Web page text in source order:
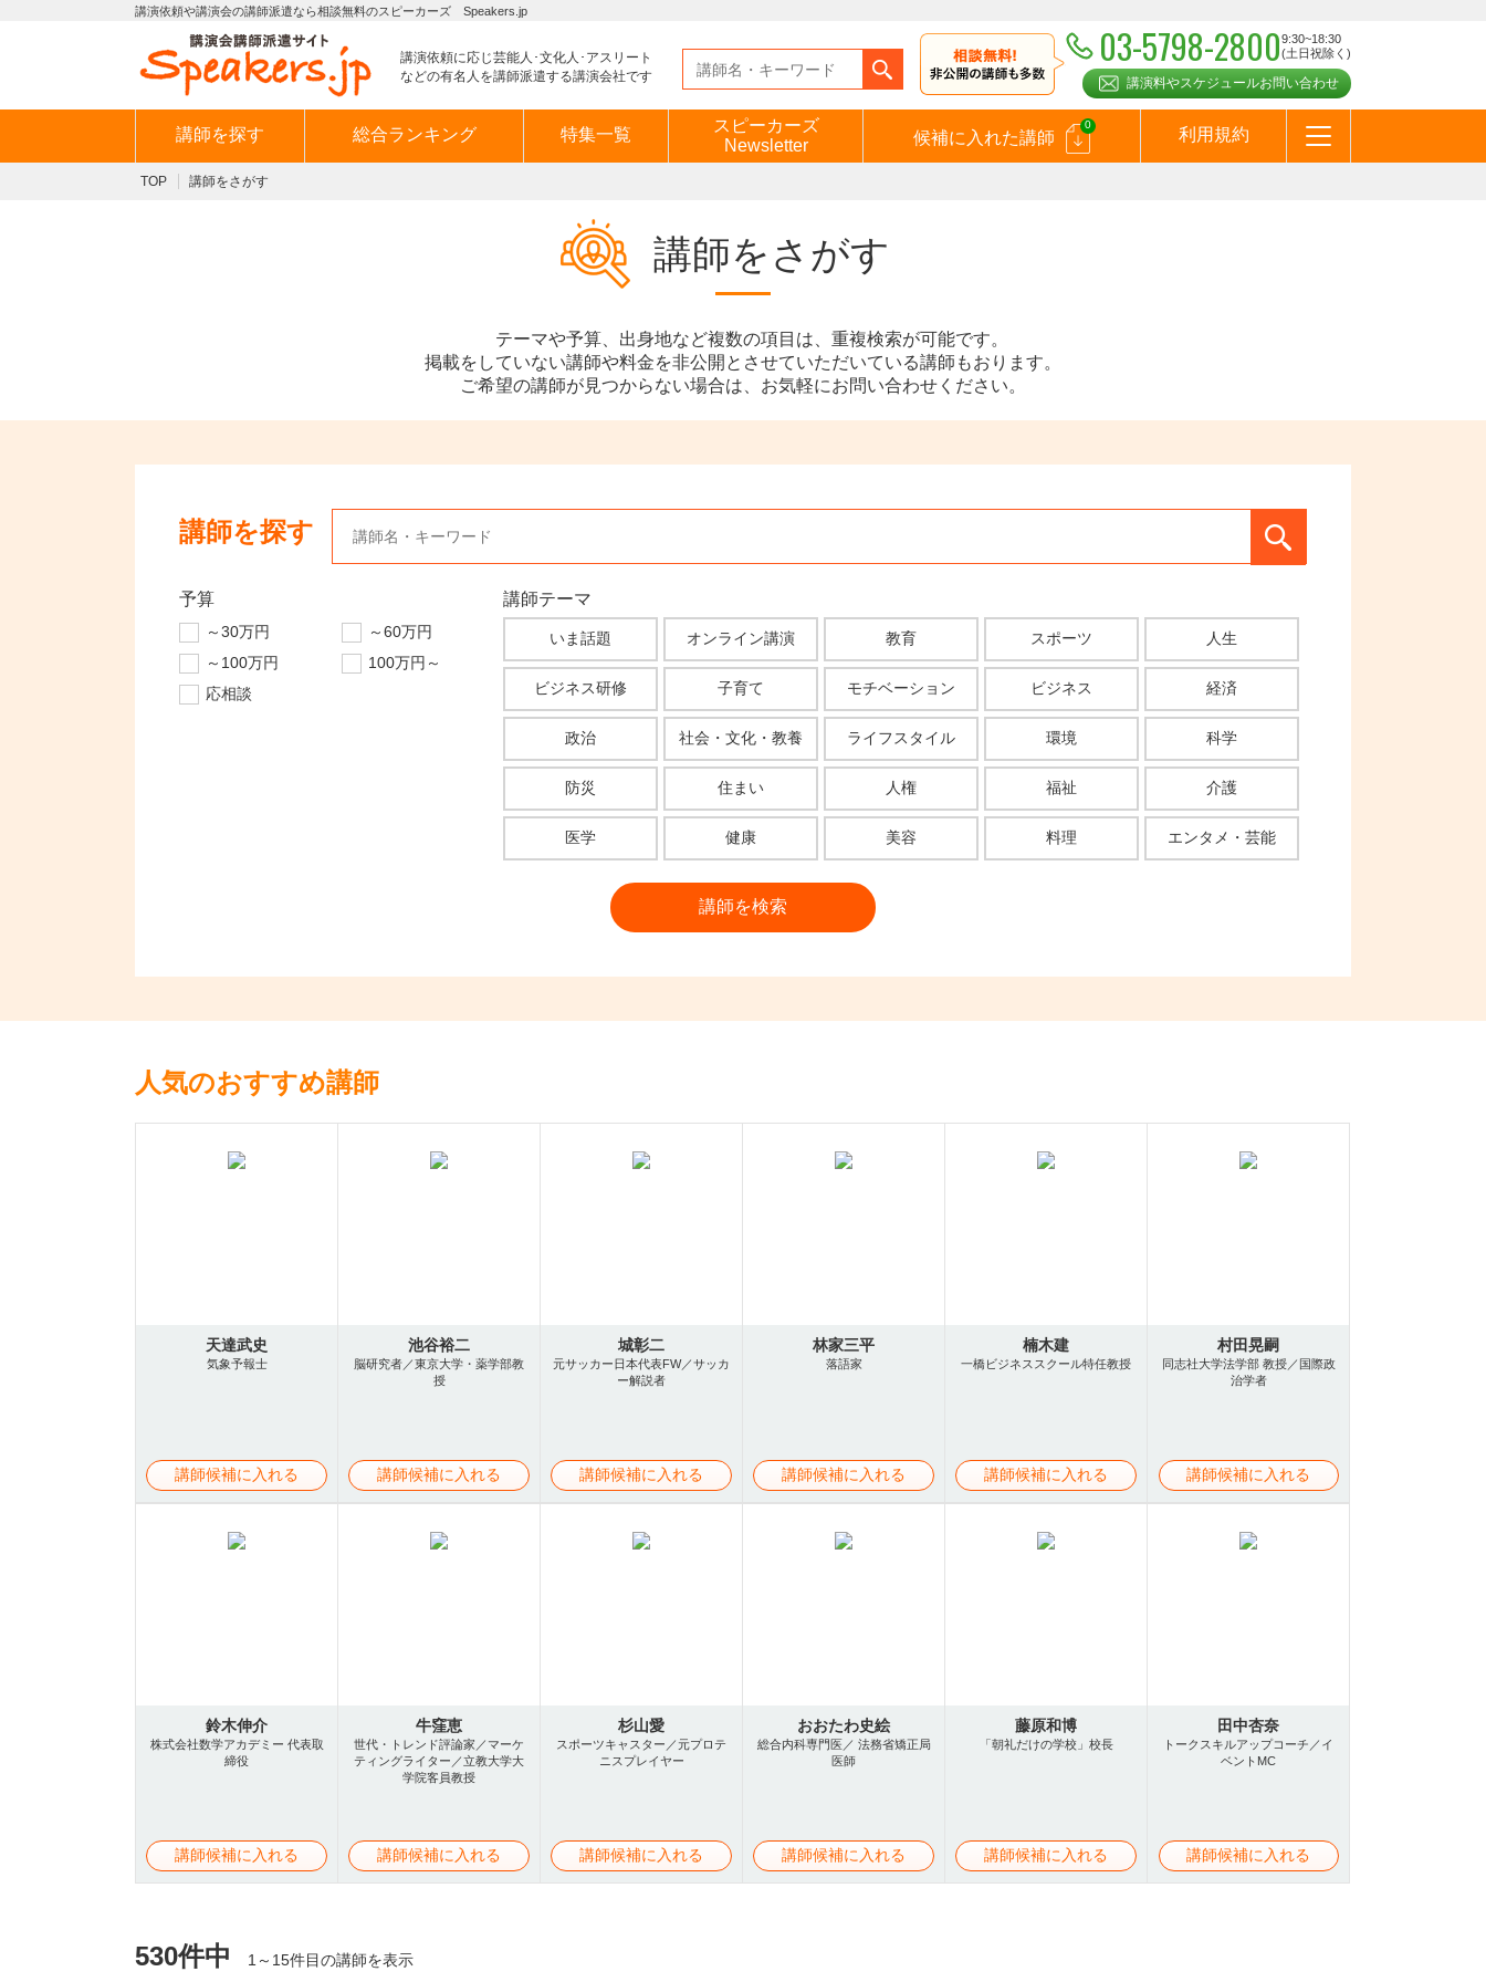
講演依頼や講演会の講師派遣なら相談無料のスピーカーズ Speakers.jp
講演依頼に応じ芸能人･文化人･アスリート
などの有名人を講師派遣する講演会社です
03-5798-28009:30~18:30
(土日祝除く)
講演料やスケジュールお問い合わせ
講師を探す 総合ランキング 特集一覧
スピーカーズ
Newsletter
候補に入れた講師
0
利用規約
TOP 講師をさがす
講師をさがす
テーマや予算、出身地など複数の項目は、重複検索が可能です。
掲載をしていない講師や料金を非公開とさせていただいている講師もおります。
ご希望の講師が見つからない場合は、お気軽にお問い合わせください。
講師を探す
予算
～30万円
～60万円
～100万円
100万円～
応相談
講師テーマ
いま話題 オンライン講演 教育 スポーツ 人生
ビジネス研修 子育て モチベーション ビジネス 経済
政治 社会・文化・教養 ライフスタイル 環境 科学
防災 住まい 人権 福祉 介護
医学 健康 美容 料理 エンタメ・芸能
人気のおすすめ講師
天達武史
気象予報士
講師候補に入れる
池谷裕二
脳研究者／東京大学・薬学部教
授
講師候補に入れる
城彰二
元サッカー日本代表FW／サッカ
ー解説者
講師候補に入れる
林家三平
落語家
講師候補に入れる
楠木建
一橋ビジネススクール特任教授
講師候補に入れる
村田晃嗣
同志社大学法学部 教授／国際政
治学者
講師候補に入れる
鈴木伸介
株式会社数学アカデミー 代表取
締役
講師候補に入れる
牛窪恵
世代・トレンド評論家／マーケ
ティングライター／立教大学大
学院客員教授
講師候補に入れる
杉山愛
スポーツキャスター／元プロテ
ニスプレイヤー
講師候補に入れる
おおたわ史絵
総合内科専門医／ 法務省矯正局
医師
講師候補に入れる
藤原和博
「朝礼だけの学校」校長
講師候補に入れる
田中杏奈
トークスキルアップコーチ／イ
ベントMC
講師候補に入れる
530件中 1～15件目の講師を表示